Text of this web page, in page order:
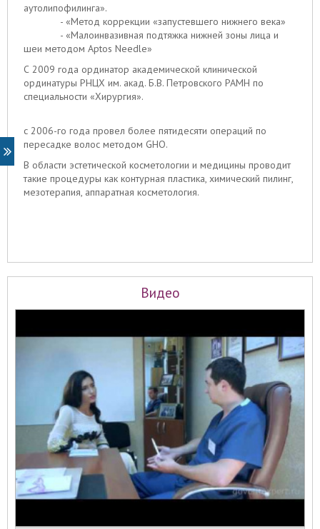
аутолипофилинга».
- «Метод коррекции «запустевшего нижнего века»
- «Малоинвазивная подтяжка нижней зоны лица и
шеи методом Aptos Needle»
С 2009 года ординатор академической клинической
ординатуры РНЦХ им. акад. Б.В. Петровского РАМН по
специальности «Хирургия».
с 2006-го года провел более пятидесяти операций по
пересадке волос методом GHO.
В области эстетической косметологии и медицины проводит
такие процедуры как контурная пластика, химический пилинг,
мезотерапия, аппаратная косметология.
Видео